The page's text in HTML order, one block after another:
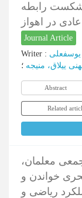
شکست رابطه
در اهواز
Journal Article
Writer :
ییلاق، منیجه ؛
Abstract
Related
معلمان،
خواندن و
ریاضی و